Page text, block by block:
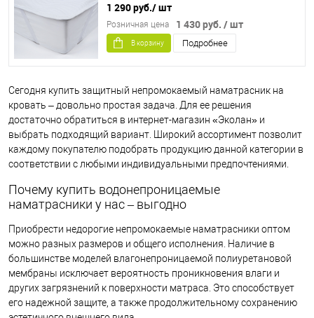
1 290 руб./ шт
1 430 руб. / шт
Розничная цена
В корзину Подробнее
Сегодня купить защитный непромокаемый наматрасник на
кровать – довольно простая задача. Для ее решения
достаточно обратиться в интернет-магазин «Эколан» и
выбрать подходящий вариант. Широкий ассортимент позволит
каждому покупателю подобрать продукцию данной категории в
соответствии с любыми индивидуальными предпочтениями.
Почему купить водонепроницаемые
наматрасники у нас – выгодно
Приобрести недорогие непромокаемые наматрасники оптом
можно разных размеров и общего исполнения. Наличие в
большинстве моделей влагонепроницаемой полиуретановой
мембраны исключает вероятность проникновения влаги и
других загрязнений к поверхности матраса. Это способствует
его надежной защите, а также продолжительному сохранению